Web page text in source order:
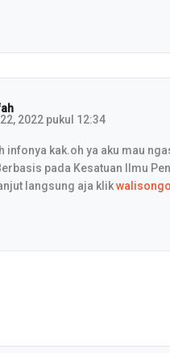
2022 pukul 12:34
infonya kak.oh ya aku mau
pada Kesatuan Ilmu
langsung aja klik